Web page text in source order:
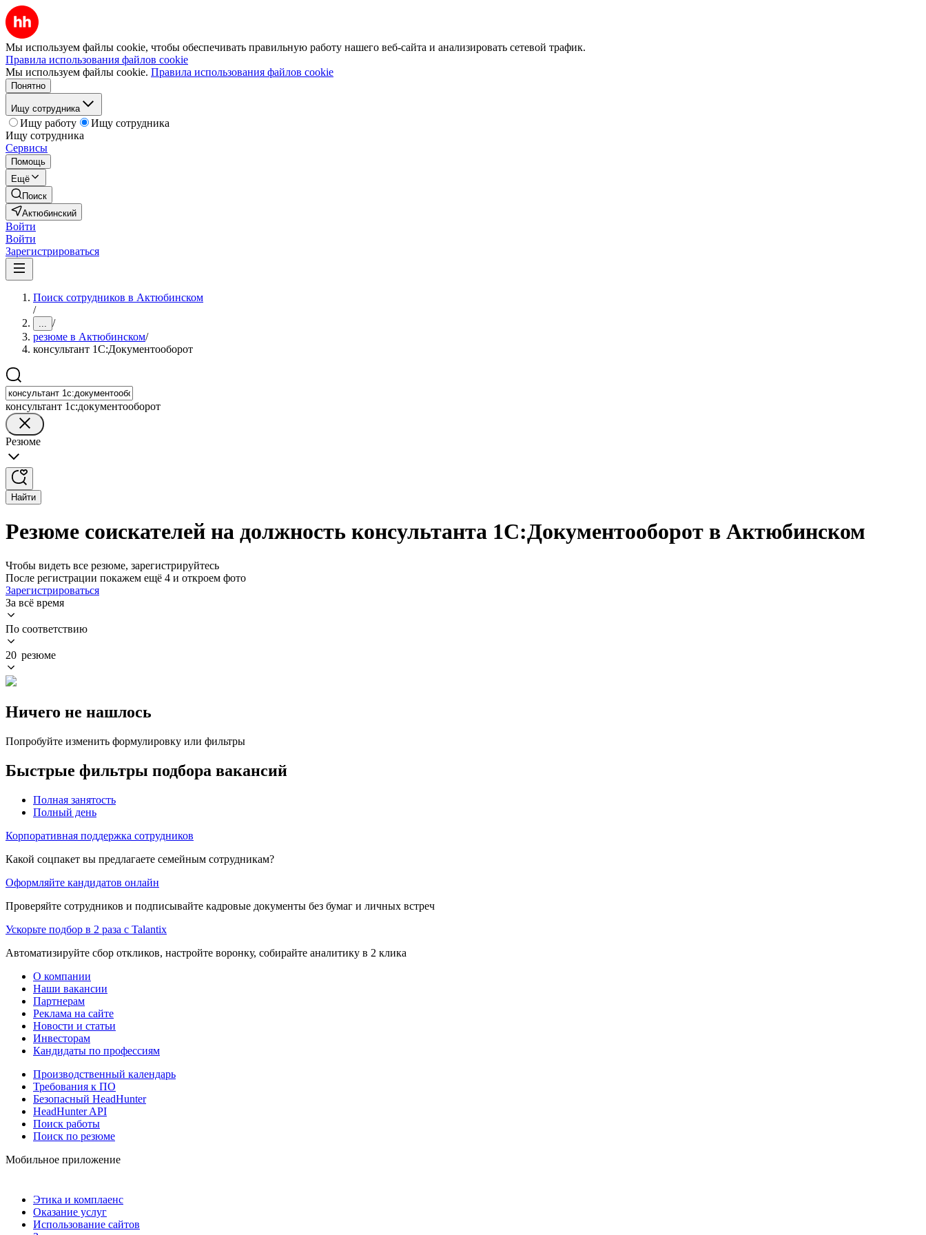
Мы используем файлы cookie, чтобы обеспечивать правильную работу нашего веб-сайта и анализировать сетевой трафик.
Правила использования файлов cookie
Мы используем файлы cookie. Правила использования файлов cookie
Понятно
Ищу сотрудника
Ищу работу
Ищу сотрудника
Ищу сотрудника
Сервисы
Помощь
Ещё
Поиск
Актюбинский
Войти
Войти
Зарегистрироваться
Поиск сотрудников в Актюбинском
/
... /
резюме в Актюбинском/
консультант 1С:Документооборот
консультант 1с:документооборот
Резюме
Найти
Резюме соискателей на должность консультанта 1С:Документооборот в Актюбинском
Чтобы видеть все резюме, зарегистрируйтесь
После регистрации покажем ещё 4 и откроем фото
Зарегистрироваться
За всё время
По соответствию
20 резюме
Ничего не нашлось
Попробуйте изменить формулировку или фильтры
Быстрые фильтры подбора вакансий
Полная занятость
Полный день
Корпоративная поддержка сотрудников
Какой соцпакет вы предлагаете семейным сотрудникам?
Оформляйте кандидатов онлайн
Проверяйте сотрудников и подписывайте кадровые документы без бумаг и личных встреч
Ускорьте подбор в 2 раза с Talantix
Автоматизируйте сбор откликов, настройте воронку, собирайте аналитику в 2 клика
О компании
Наши вакансии
Партнерам
Реклама на сайте
Новости и статьи
Инвесторам
Кандидаты по профессиям
Производственный календарь
Требования к ПО
Безопасный HeadHunter
HeadHunter API
Поиск работы
Поиск по резюме
Мобильное приложение
Этика и комплаенс
Оказание услуг
Использование сайтов